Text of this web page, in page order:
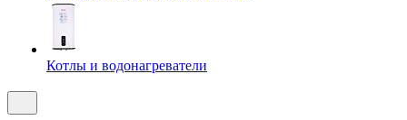
Котлы и водонагреватели